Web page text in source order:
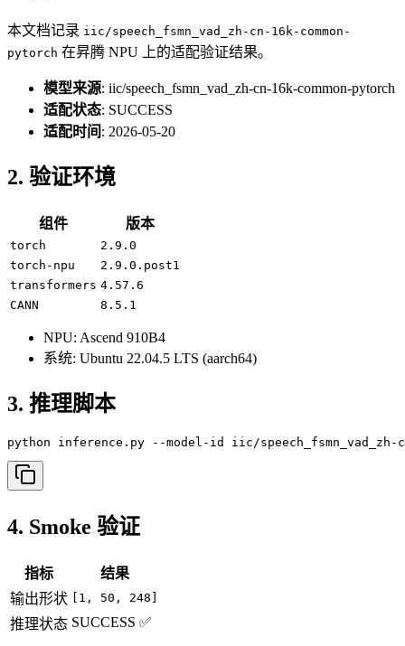
本文档记录 iic/speech_fsmn_vad_zh-cn-16k-common-
pytorch 在昇腾 NPU 上的适配验证结果。
模型来源: iic/speech_fsmn_vad_zh-cn-16k-common-pytorch
适配状态: SUCCESS
适配时间 : 2026-05-20
2. 验证环境
组件 版本
torch
2.9.0
torch-npu
2.9.0.post1
transformers 4.57.6
CANN
8.5.1
NPU: Ascend 910B4
系统: Ubuntu 22.04.5 LTS (aarch64)
3. 推理脚本
python inference.py --model-id iic/speech_fsmn_vad_zh-
4. Smoke 验证
指标
结果
输出形状
[1, 50, 248]
推理状态 SUCCESS ✅